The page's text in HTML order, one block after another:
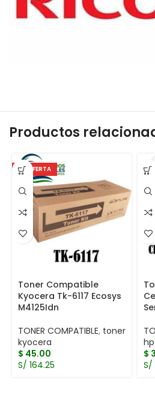
Productos
EN OFERTA
Toner Compatible
Kyocera Tk-6117 Ecosys
M4125Idn
TONER COMPATIBLE, toner
kyocera
$ 45.00
S/ 164.25
hp
$
S/